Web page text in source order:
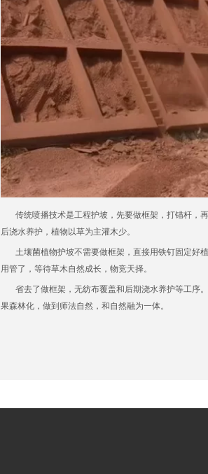
传统喷播技术是工程护坡，先要做框架，打锚杆，
后浇水养护，植物以草为主灌木少。
土壤菌植物护坡不需要做框架，直接用铁钉固定好
用管了，等待草木自然成长，物竞天择。
省去了做框架，无纺布覆盖和后期浇水养护等工序
果森林化，做到师法自然，和自然融为一体。